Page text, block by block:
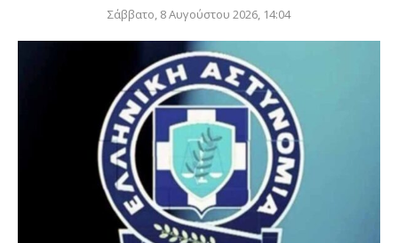
Σάββατο, 8 Αυγούστου 2026, 14:04